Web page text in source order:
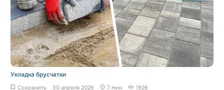
Укладка брусчатки
Сохранить 30 апреля 2026 7 мин 1926